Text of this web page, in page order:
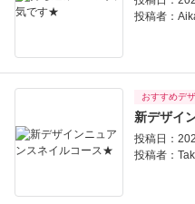
投稿者：
おすすめデ
新デザイ
投稿日：
投稿者：